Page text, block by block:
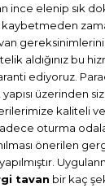
ince elenip sık
aldığınız bu
ediyoruz.
üzerinden
kaliteli
oturma
önerilen
tavan bir kaç